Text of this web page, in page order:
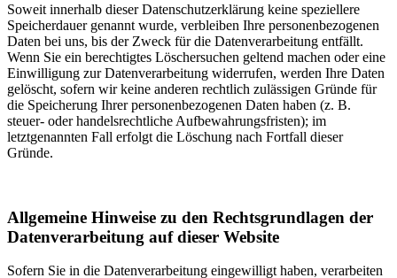
Soweit innerhalb dieser Datenschutzerklärung keine speziellere
Speicherdauer genannt wurde, verbleiben Ihre personenbezogenen
Daten bei uns, bis der Zweck für die Datenverarbeitung entfällt.
Wenn Sie ein berechtigtes Löschersuchen geltend machen oder eine
Einwilligung zur Datenverarbeitung widerrufen, werden Ihre Daten
gelöscht, sofern wir keine anderen rechtlich zulässigen Gründe für
die Speicherung Ihrer personenbezogenen Daten haben (z. B.
steuer- oder handelsrechtliche Aufbewahrungsfristen); im
letztgenannten Fall erfolgt die Löschung nach Fortfall dieser
Gründe.
Allgemeine Hinweise zu den Rechtsgrundlagen der
Datenverarbeitung auf dieser Website
Sofern Sie in die Datenverarbeitung eingewilligt haben, verarbeiten